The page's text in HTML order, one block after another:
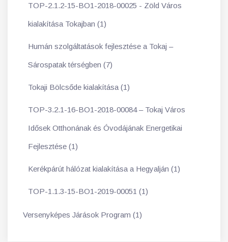
TOP-2.1.2-15-BO1-2018-00025 - Zöld Város
kialakítása Tokajban (1)
Humán szolgáltatások fejlesztése a Tokaj –
Sárospatak térségben (7)
Tokaji Bölcsőde kialakítása (1)
TOP-3.2.1-16-BO1-2018-00084 – Tokaj Város
Idősek Otthonának és Óvodájának Energetikai
Fejlesztése (1)
Kerékpárút hálózat kialakítása a Hegyalján (1)
TOP-1.1.3-15-BO1-2019-00051 (1)
Versenyképes Járások Program (1)